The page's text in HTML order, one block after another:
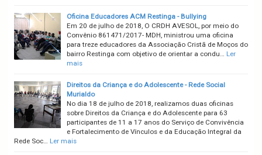
Oficina Educadores ACM Restinga - Bullying
Em 20 de julho de 2018, O CRDH AVESOL, por meio do
Convênio 861471/2017- MDH, ministrou uma oficina
para treze educadores da Associação Cristã de Moços do
bairro Restinga com objetivo de orientar a condu… Ler
mais
Direitos da Criança e do Adolescente - Rede Social
Murialdo
No dia 18 de julho de 2018, realizamos duas oficinas
sobre Direitos da Criança e do Adolescente para 63
participantes de 11 a 17 anos do Serviço de Convivência
e Fortalecimento de Vínculos e da Educação Integral da
Rede Soc… Ler mais